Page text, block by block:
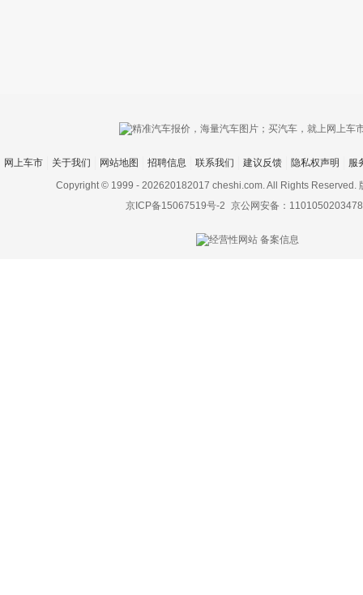
上传图片最多
网上车市 关于我们 网站地图 招聘信息 联系我们 建议反馈 隐私权声明
服
Copyright © 1999 - 202620182017 cheshi.com. All Rights Reserved.
京ICP备15067519号-2 京公网安备：